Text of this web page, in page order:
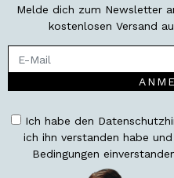
Melde dich zum Newsletter
kostenlosen Versand
Ich habe den
ich ihn verstanden habe
Bedingungen